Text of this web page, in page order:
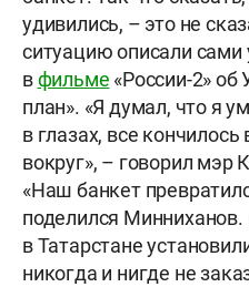
удивились, – это не
ситуацию описали сами
вфильме «России-2»
план». «Я думал, что я
в глазах, все
вокруг», – говорил мэр
«Наш банкет
поделился Минниханов.
в Татарстане
никогда и нигде не